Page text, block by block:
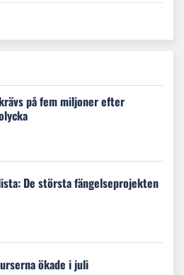
på fem miljoner efter
De största fängelseprojekten
ökade i juli